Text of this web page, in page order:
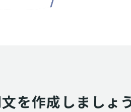
を作成しましょ